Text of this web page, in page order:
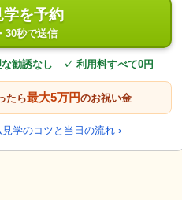
学を予約
30秒で送信
勧誘なし ✓ 利用料すべて0円
たら最大5万円のお祝い金
学のコツと当日の流れ ›